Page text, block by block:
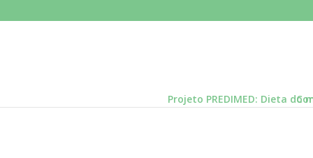
Projeto PREDIMED: Dieta